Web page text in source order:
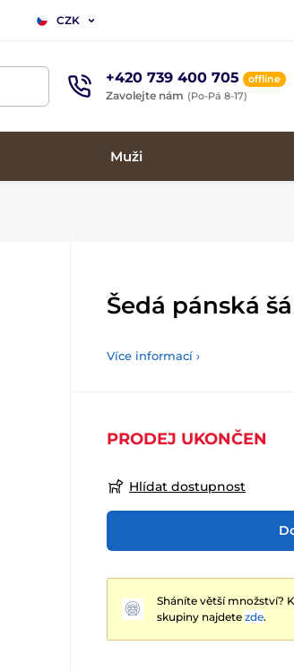
CZK
+420 739 400 705 offline
Zavolejte nám (Po-Pá 8-17)
Muži
Šedá pánská
Více informací ›
PRODEJ UKONČEN
Hlídat dostupnost
Sháníte větší množství?
skupiny najdete zde.